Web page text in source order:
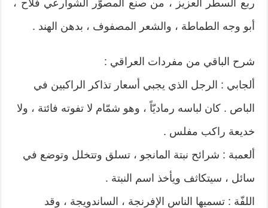
ربع السطر العزيز ، من صنع المصوّر الشوارعي فلاح ،
أبو وجه الطماطة ، والشعر المصفوف ، بدهن الهند .
شرح الباقي من مفردات العراقي :
ألجابي : الرجل الذي يجبي أسعار تذاكر الراكبين في
الباص . كان لباسه رماديّاً ، وهو شمّام لا تفوته فائتة ، ولا
خديعة راكب مفلس .
ألعمبة : شرائح نبتة المانجو ، تسلق وتتخلل وتوضع في
سائل ، سيتكاثف ويأخذ اسم النبتة .
اللفّة : تسميها الناس الإفرنجة ، الساندويجة ، وقد